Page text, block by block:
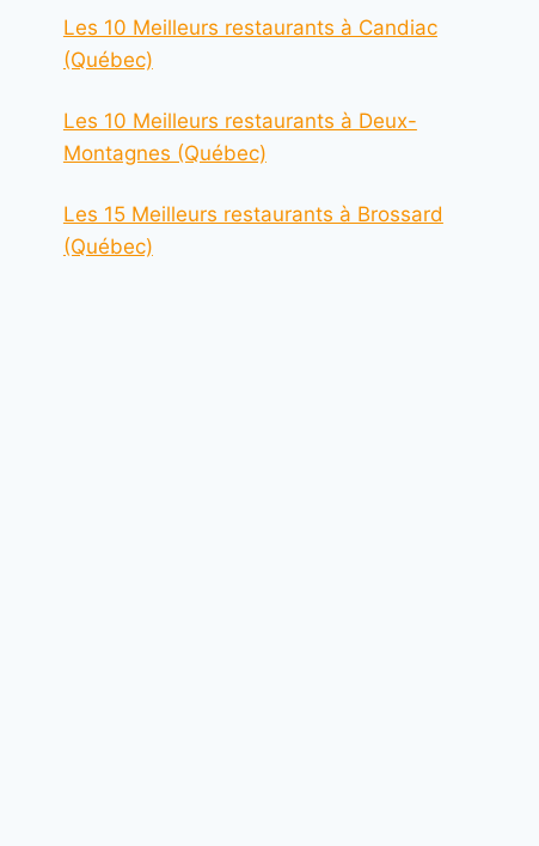
Les 10 Meilleurs restaurants à Candiac
(Québec)
Les 10 Meilleurs restaurants à Deux-
Montagnes (Québec)
Les 15 Meilleurs restaurants à Brossard
(Québec)